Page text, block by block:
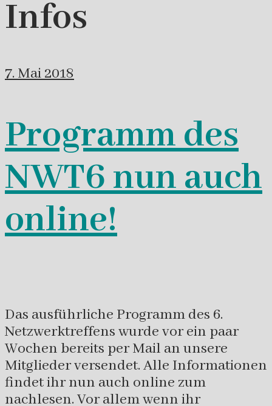
Infos
7. Mai 2018
Programm des
NWT6 nun auch
online!
Das ausführliche Programm des 6.
Netzwerktreffens wurde vor ein paar
Wochen bereits per Mail an unsere
Mitglieder versendet. Alle Informationen
findet ihr nun auch online zum
nachlesen. Vor allem wenn ihr